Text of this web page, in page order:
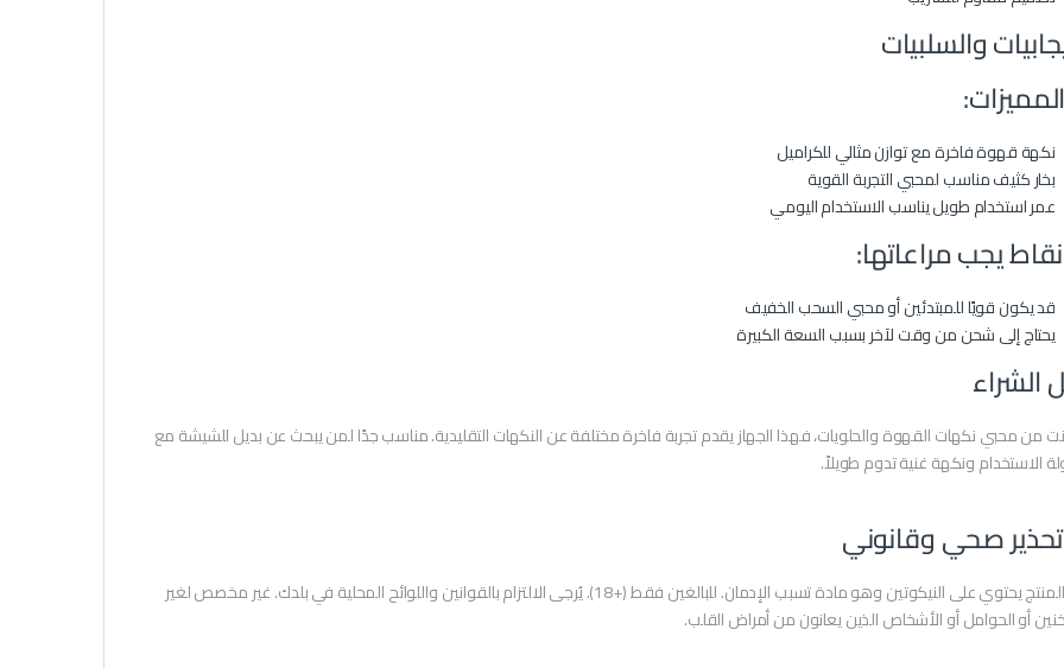
والسلبيات
نكهة قهوة فاخرة مع توازن مثالي للكراميل
بخار كثيف مناسب لمحبي التجربة القوية
عمر استخدام طويل يناسب الاستخدام اليومي
يجب مراعاتها:
قد يكون قويًا للمبتدئين أو محبي السحب الخفيف
يحتاج إلى شحن من وقت لآخر بسبب السعة الكبيرة
الشراء
من محبي نكهات القهوة والحلويات، فهذا الجهاز يقدم تجربة فاخرة مختلفة عن النكهات التقليدية. مناسب جدًا لمن يبحث عن بديل للشيشة مع
الاستخدام ونكهة غنية تدوم طويلاً.
صحي وقانوني
هذا المنتج يحتوي على النيكوتين وهو مادة تسبب الإدمان. للبالغين فقط (+18). يُرجى الالتزام بالقوانين واللوائح المحلية في بلدك. غير مخصص لغير
أو الحوامل أو الأشخاص الذين يعانون من أمراض القلب.